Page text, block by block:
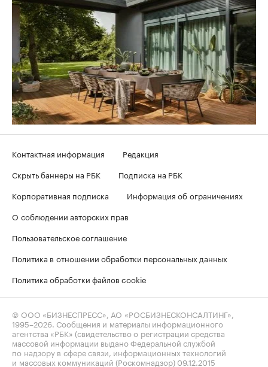
Контактная информация
Редакция
Скрыть баннеры на РБК
Подписка на РБК
Корпоративная подписка
Информация об ограничениях
О соблюдении авторских прав
Пользовательское соглашение
Политика в отношении обработки персональных данных
Политика обработки файлов cookie
© ООО «БИЗНЕСПРЕСС», АО «РОСБИЗНЕСКОНСАЛТИНГ»,
1995–2026 . Сообщения и материалы информационного
агентства «РБК» (свидетельство о регистрации средства
массовой информации выдано Федеральной службой
по надзору в сфере связи, информационных технологий
и массовых коммуникаций (Роскомнадзор) 09.12.2015